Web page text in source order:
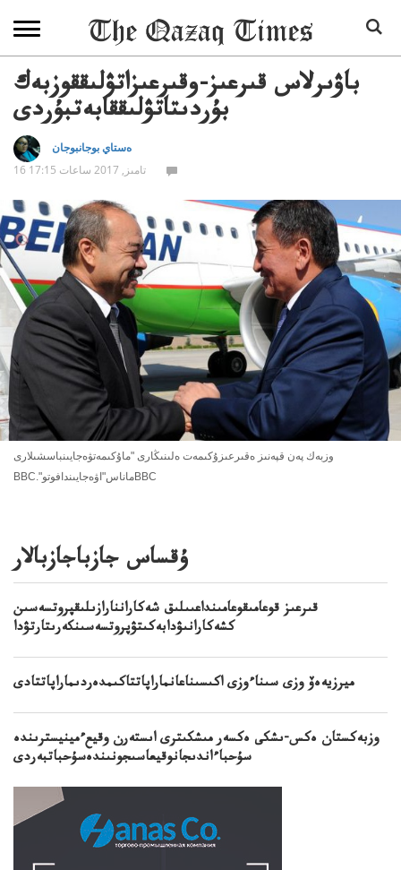
باۋىرلاس قىرعىز-وقىرعىزاتۋلىققوزبەك
بۇردىتاتۋلىققابەتبۇردى
ەستاي بوجانبوجان
16 تامىز, 2017 ساعات 17:15
وزبەك پەن قپەنىز ەقىرعىزۇكىمەت ەلىنىڭارى "ماۇكىمەتۋەجايىنباسشىلارى
BBC."ماناس"اۋەجايىندافوتوBBC
ۇقساس جازباجازبالار
قىرعىز قوعامىقوعامىنداعىىلىق شەكاراننارازىلىقپروتسەسىن
كشەكارانىۋدابەكىتۋپروتسەسىنكەرىتارتۋدا
ميرزيەەۆ وزى سىناءوزى اكىسىناعانماراپاتتاكىمدەردىماراپاتتادى
وزبەكستان ەكس-ىشكى ەكسەر مىشكىترى اىستەرن وقيعءمينيسترىندە
سۇحباءاندىجانوقيعاسىجونىندەسۇحباتبەردى